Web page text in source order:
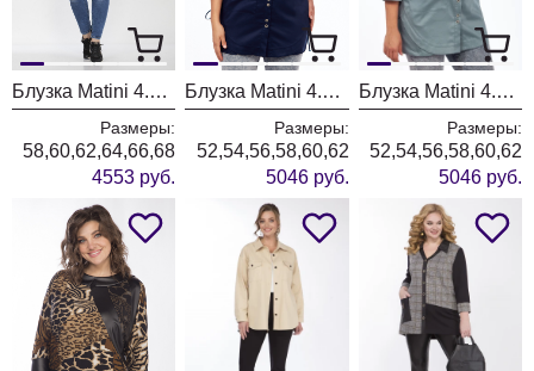
Блузка Matini 4.727/1 бордо
Размеры:
58,60,62,64,66,68
4553 руб.
Блузка Matini 4.1535 синий
Размеры:
52,54,56,58,60,62
5046 руб.
Блузка Matini 4.1535 ментол
Размеры:
52,54,56,58,60,62
5046 руб.